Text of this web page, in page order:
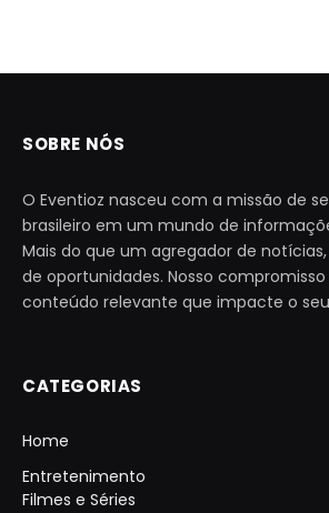
SOBRE NÓS
O Eventioz nasceu com a missão de
brasileiro em um mundo de
Mais do que um agregador de
de oportunidades. Nosso
conteúdo relevante que impacte o
CATEGORIAS
Home
Entretenimento
Filmes e Séries